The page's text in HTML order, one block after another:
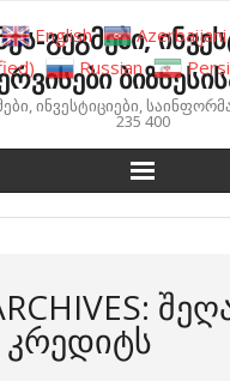
გეგმები,
ინვესტიციები,
235 400
English Azerbaijani
Russian